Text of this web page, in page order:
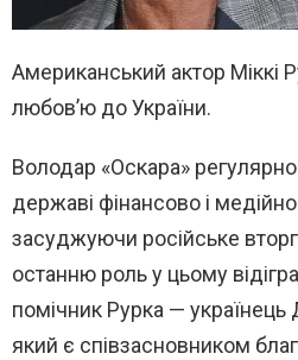
Американський актор Міккі
любов’ю до України.
Володар «Оскара»
державі фінансово і
засуджуючи російське
останню роль у цьому
помічник Рурка —
який є співзасновником